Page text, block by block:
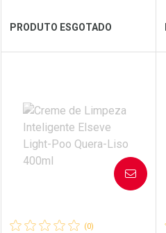
Ver Desconto Convênio
PRODUTO ESGOTADO
Laboratório
Por Menos
(0)
AVISE-ME